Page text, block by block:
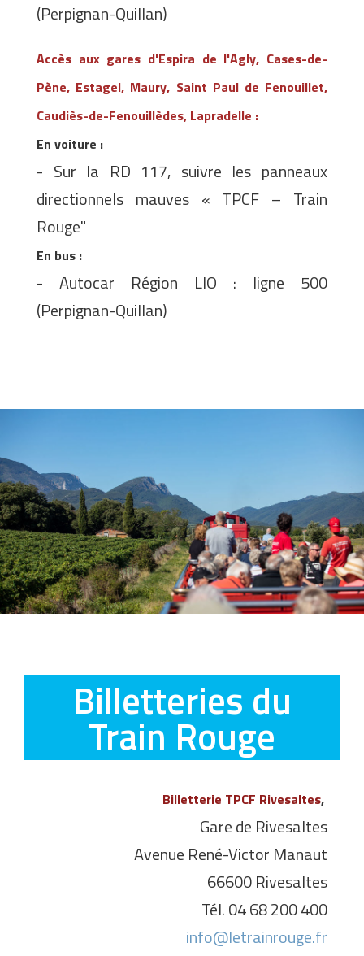
(Perpignan-Quillan)
Accès aux gares d'Espira de l'Agly, Cases-de-
Pène, Estagel, Maury, Saint Paul de Fenouillet,
Caudiès-de-Fenouillèdes, Lapradelle :
En voiture :
- Sur la RD 117, suivre les panneaux
directionnels mauves « TPCF – Train
Rouge"
En bus :
- Autocar Région LIO : ligne 500
(Perpignan-Quillan)
Billetteries du
Train Rouge
Billetterie TPCF Rivesaltes,
Gare de Rivesaltes
Avenue René-Victor Manaut
66600 Rivesaltes
Tél. 04 68 200 400
info@letrainrouge.fr